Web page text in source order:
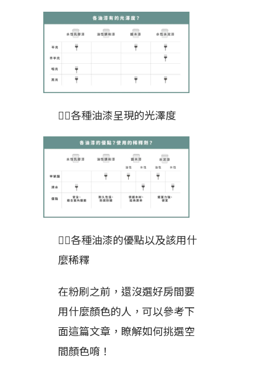
👆🏻各種油漆呈現的光澤度
👆🏻各種油漆的優點以及該用什
麼稀釋
在粉刷之前，還沒選好房間要
用什麼顏色的人，可以參考下
面這篇文章，瞭解如何挑選空
間顏色唷！